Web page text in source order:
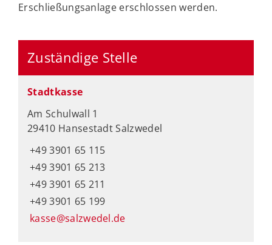
Erschließungsanlage erschlossen werden.
Zuständige Stelle
Stadtkasse
Am Schulwall 1
29410 Hansestadt Salzwedel
+49 3901 65 115
+49 3901 65 213
+49 3901 65 211
+49 3901 65 199
kasse@salzwedel.de